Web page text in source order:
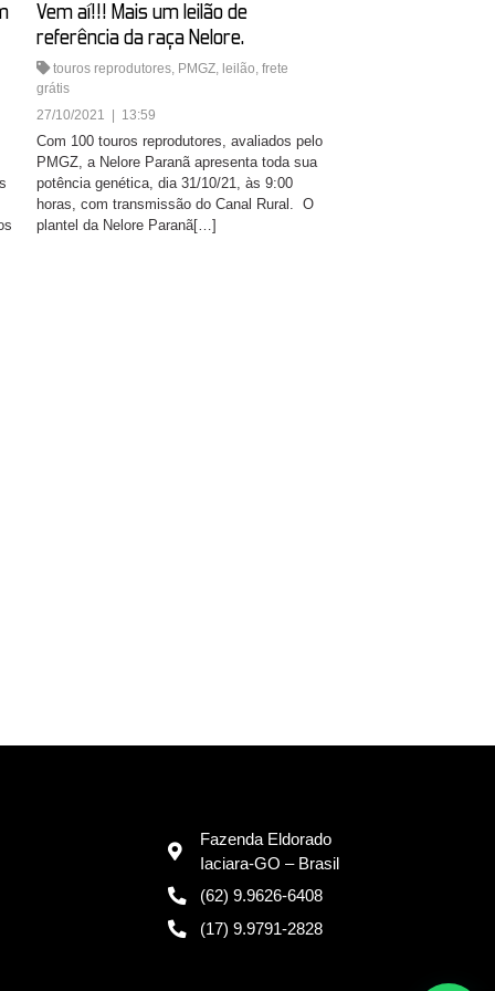
Vem aí!!! Mais um leilão de
referência da raça Nelore.
touros reprodutores, PMGZ, leilão, frete
grátis
27/10/2021 | 13:59
Com 100 touros reprodutores, avaliados pelo
PMGZ, a Nelore Paranã apresenta toda sua
potência genética, dia 31/10/21, às 9:00
horas, com transmissão do Canal Rural. O
plantel da Nelore Paranã[…]
Fazenda Eldorado
Iaciara-GO – Brasil
(62) 9.9626-6408
(17) 9.9791-2828